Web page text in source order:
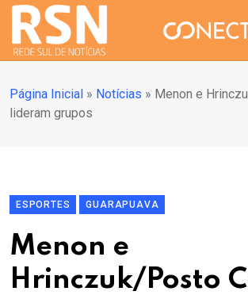
Página Inicial » Notícias » Menon e
lideram grupos
ESPORTES GUARAPUAVA
Menon e
Hrinczuk/Posto